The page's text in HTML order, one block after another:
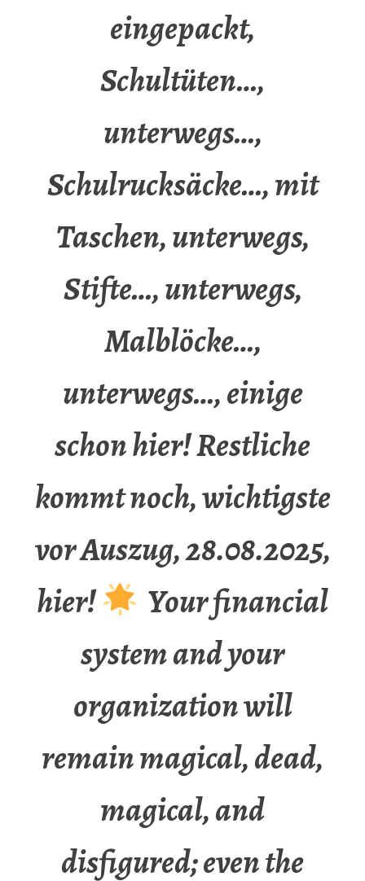
eingepackt,
Schultüten…,
unterwegs…,
Schulrucksäcke…, mit
Taschen, unterwegs,
Stifte…, unterwegs,
Malblöcke…,
unterwegs…, einige
schon hier! Restliche
kommt noch, wichtigste
vor Auszug, 28.08.2025,
hier!
Your financial
system and your
organization will
remain magical, dead,
magical, and
disfigured; even the